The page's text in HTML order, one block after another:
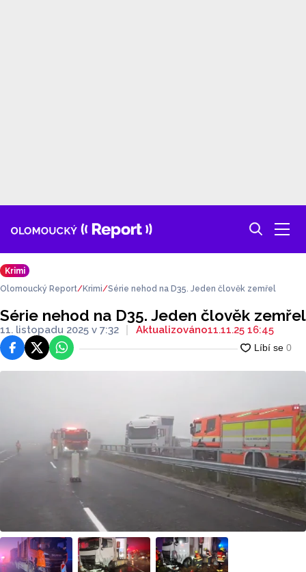
Krimi
Olomoucký Report
Krimi Série nehod na D35. Jeden člověk zemřel
Série nehod na D35. Jeden člověk zemřel
11. listopadu 2025 v 7:32 Aktualizováno11.11.25 16:45
FacebookPlatforma X
WhatsApp